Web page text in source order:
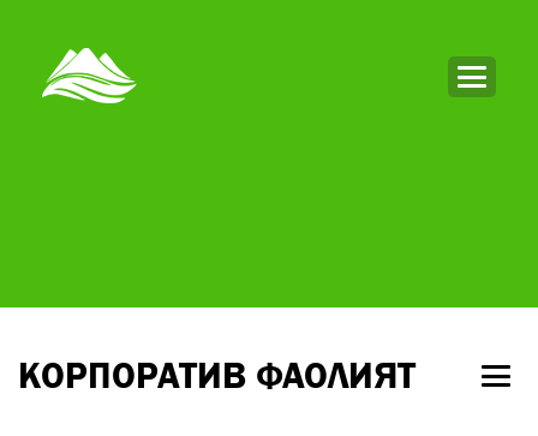
КОРПОРАТИВ ФАОЛИЯТ